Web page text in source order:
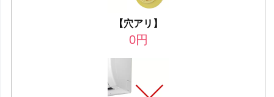
【穴アリ】
0円